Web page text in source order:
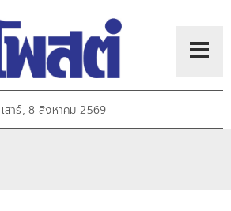
เสาร์, 8 สิงหาคม 2569